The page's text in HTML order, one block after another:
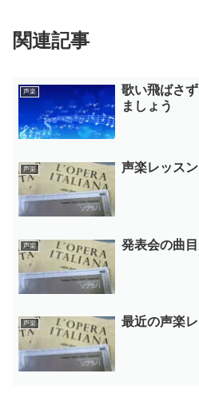
関連記事
声楽
歌い飛ばさ
ましょう
声楽 声楽レッス
声楽 発表会の曲
声楽 最近の声楽